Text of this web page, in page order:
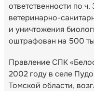
ответственности по
ветеринарно-
и уничтожения
оштрафован на 500
Правление СПК
2002 году в селе
Томской области,